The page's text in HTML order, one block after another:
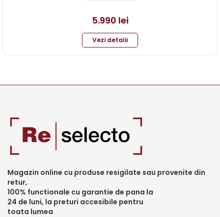
5.990 lei
Vezi detalii
Magazin online cu produse resigilate sau provenite din
retur,
100% functionale cu garantie de pana la
24 de luni, la preturi accesibile pentru
toata lumea